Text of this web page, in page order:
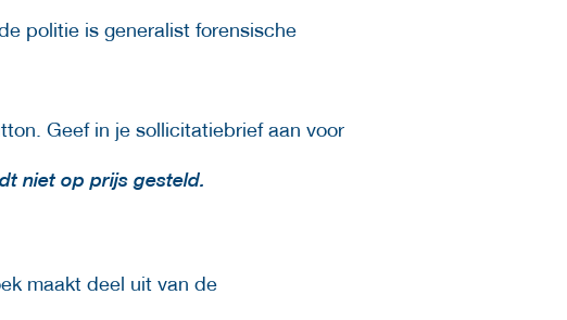
politie is generalist forensische
Geef in je sollicitatiebrief aan voor
niet op prijs gesteld.
maakt deel uit van de